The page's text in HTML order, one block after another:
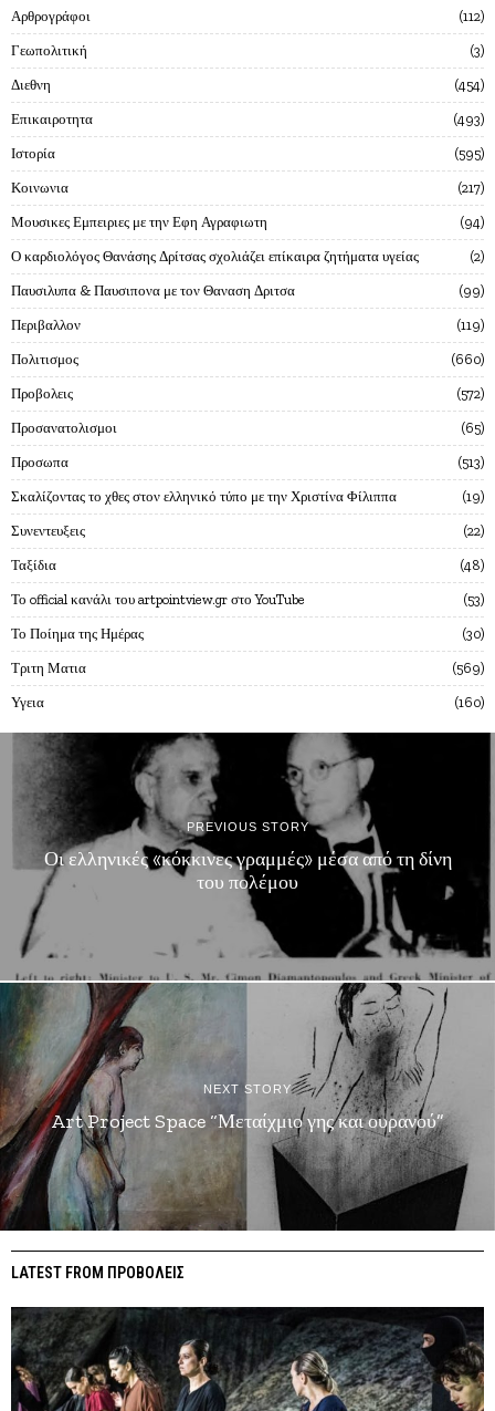
Αρθρογράφοι 112
Γεωπολιτική 3
Διεθνη 454
Επικαιροτητα 493
Ιστορία 595
Κοινωνια 217
Μουσικες Εμπειριες με την Εφη Αγραφιωτη 94
Ο καρδιολόγος Θανάσης Δρίτσας σχολιάζει επίκαιρα ζητήματα υγείας 2
Παυσιλυπα & Παυσιπονα με τον Θαναση Δριτσα 99
Περιβαλλον 119
Πολιτισμος 660
Προβολεις 572
Προσανατολισμοι 65
Προσωπα 513
Σκαλίζοντας το χθες στον ελληνικό τύπο με την Χριστίνα Φίλιππα 19
Συνεντευξεις 22
Ταξίδια 48
Το official κανάλι του artpointview.gr στο YouTube 53
Το Ποίημα της Ημέρας 30
Τριτη Ματια 569
Υγεια 160
PREVIOUS STORY
Οι ελληνικές «κόκκινες γραμμές» μέσα από τη δίνη
του πολέμου
NEXT STORY
Art Project Space “Μεταίχμιο γης και ουρανού”
LATEST FROM ΠΡΟΒΟΛΕΙΣ